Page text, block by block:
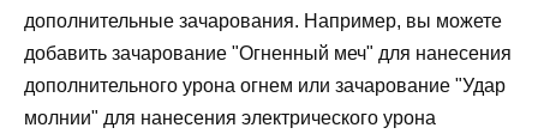
дополнительные зачарования. Например, вы можете
добавить зачарование "Огненный меч" для нанесения
дополнительного урона огнем или зачарование "Удар
молнии" для нанесения электрического урона